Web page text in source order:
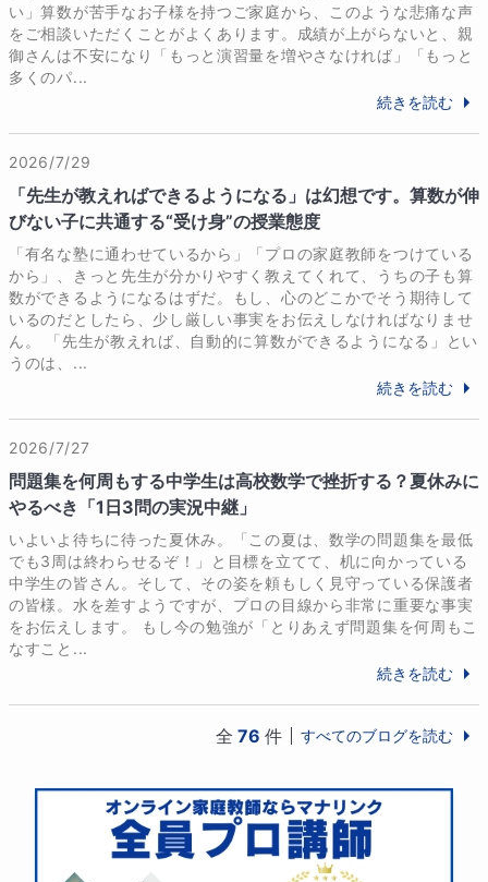
い」算数が苦手なお子様を持つご家庭から、このような悲痛な声
をご相談いただくことがよくあります。成績が上がらないと、親
御さんは不安になり「もっと演習量を増やさなければ」「もっと
多くのパ...
続きを読む
2026/7/29
「先生が教えればできるようになる」は幻想です。算数が伸
びない子に共通する“受け身”の授業態度
「有名な塾に通わせているから」「プロの家庭教師をつけている
から」、きっと先生が分かりやすく教えてくれて、うちの子も算
数ができるようになるはずだ。もし、心のどこかでそう期待して
いるのだとしたら、少し厳しい事実をお伝えしなければなりませ
ん。 「先生が教えれば、自動的に算数ができるようになる」とい
うのは、...
続きを読む
2026/7/27
問題集を何周もする中学生は高校数学で挫折する？夏休みに
やるべき「1日3問の実況中継」
いよいよ待ちに待った夏休み。「この夏は、数学の問題集を最低
でも3周は終わらせるぞ！」と目標を立てて、机に向かっている
中学生の皆さん。そして、その姿を頼もしく見守っている保護者
の皆様。水を差すようですが、プロの目線から非常に重要な事実
をお伝えします。 もし今の勉強が「とりあえず問題集を何周もこ
なすこと...
続きを読む
全 76 件 すべてのブログを読む